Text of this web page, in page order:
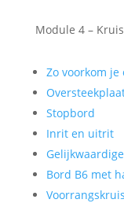
Module 4 –
Zo voorkom je
Stopbord
Inrit en uitrit
Bord B6 met